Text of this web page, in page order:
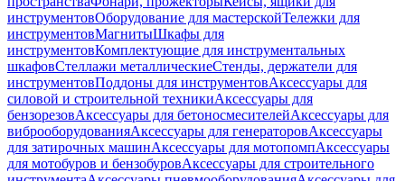
инструментовОборудование для мастерскойТележки для
инструментовМагнитыШкафы для
инструментовКомплектующие для инструментальных
шкафовСтеллажи металлическиеСтенды, держатели для
инструментовПоддоны для инструментовАксессуары для
силовой и строительной техникиАксессуары для
бензорезовАксессуары для бетоносмесителейАксессуары для
виброоборудованияАксессуары для генераторовАксессуары
для затирочных машинАксессуары для мотопомпАксессуары
для мотобуров и бензобуровАксессуары для строительного